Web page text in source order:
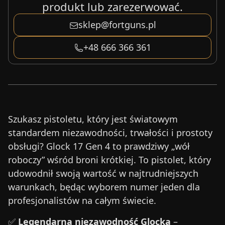
produkt lub zarezerwować.
sklep@fortguns.pl
+48 666 366 361
Szukasz pistoletu, który jest światowym
standardem niezawodności, trwałości i prostoty
obsługi? Glock 17 Gen 4 to prawdziwy „wół
roboczy” wśród broni krótkiej. To pistolet, który
udowodnił swoją wartość w najtrudniejszych
warunkach, będąc wyborem numer jeden dla
profesjonalistów na całym świecie.
✅ Legendarna niezawodność Glocka –